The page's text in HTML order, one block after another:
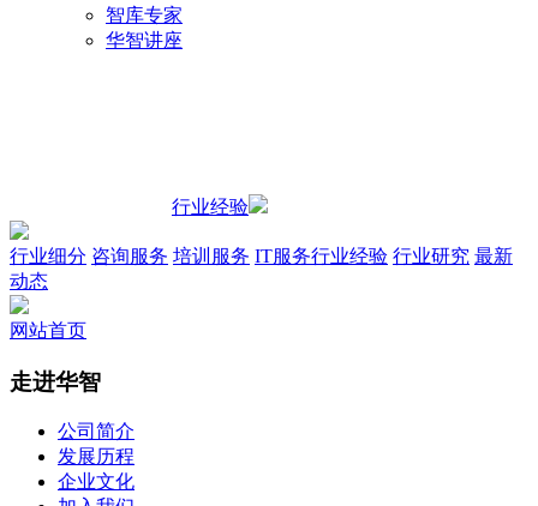
智库专家
华智讲座
行业经验
行业细分 咨询服务 培训服务 IT服务行业经验 行业研究 最新
动态
网站首页
走进华智
公司简介
发展历程
企业文化